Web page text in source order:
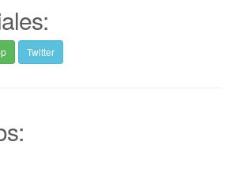
Twitter